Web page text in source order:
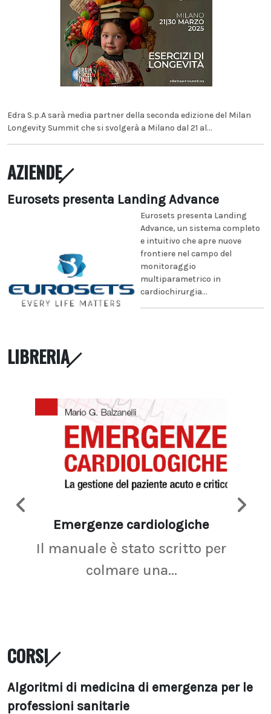
Edra S.p.A sarà media partner della seconda edizione del Milan
Longevity Summit che si svolgerà a Milano dal 21 al...
AZIENDE
Eurosets presenta Landing Advance
Eurosets presenta Landing
Advance, un sistema completo
e intuitivo che apre nuove
frontiere nel campo del
monitoraggio
multiparametrico in
cardiochirurgia...
LIBRERIA
Emergenze cardiologiche
Il manuale è stato scritto per
colmare una...
CORSI
Algoritmi di medicina di emergenza per le
professioni sanitarie